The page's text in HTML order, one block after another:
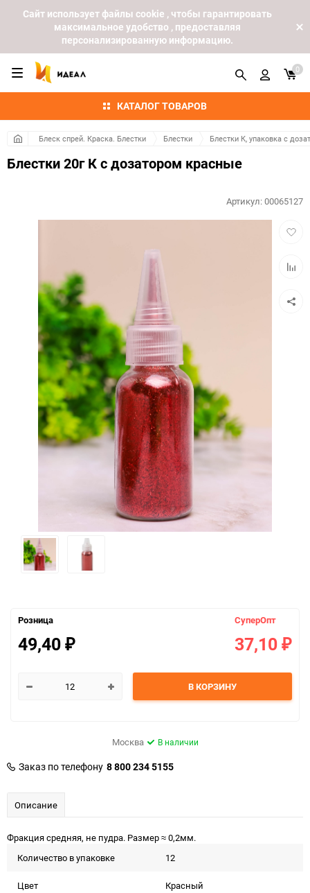
Cайт использует файлы cookie , чтобы гарантировать
максимальное удобство , предоставляя
персонализированную информацию.
КАТАЛОГ ТОВАРОВ
0
Блеск спрей. Краска. Блестки Блестки Блестки К, упаковка с
Блестки 20г К с дозатором красные
Артикул:00065127
Розница
49,40 ₽
СуперОпт
37,10 ₽
В КОРЗИНУ
Москва В наличии
Заказ по телефону 8 800 234 5155
Описание
Фракция средняя, не пудра. Размер ≈ 0,2мм.
Количество в упаковке
12
Цвет Красный